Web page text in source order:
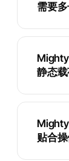
需要
静态载
贴合